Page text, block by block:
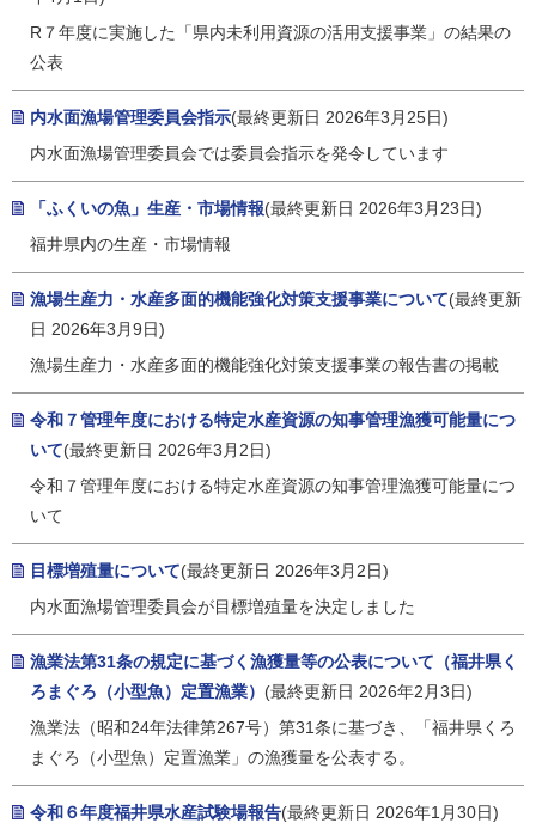
R７年度に実施した「県内未利用資源の活用支援事業」の結果の
公表
内水面漁場管理委員会指示(最終更新日 2026年3月25日)
内水面漁場管理委員会では委員会指示を発令しています
「ふくいの魚」生産・市場情報(最終更新日 2026年3月23日)
福井県内の生産・市場情報
漁場生産力・水産多面的機能強化対策支援事業について(最終更新
日 2026年3月9日)
漁場生産力・水産多面的機能強化対策支援事業の報告書の掲載
令和７管理年度における特定水産資源の知事管理漁獲可能量につ
いて(最終更新日 2026年3月2日)
令和７管理年度における特定水産資源の知事管理漁獲可能量につ
いて
目標増殖量について(最終更新日 2026年3月2日)
内水面漁場管理委員会が目標増殖量を決定しました
漁業法第31条の規定に基づく漁獲量等の公表について（福井県く
ろまぐろ（小型魚）定置漁業） (最終更新日 2026年2月3日)
漁業法（昭和24年法律第267号）第31条に基づき、「福井県くろ
まぐろ（小型魚）定置漁業」の漁獲量を公表する。
令和６年度福井県水産試験場報告(最終更新日 2026年1月30日)